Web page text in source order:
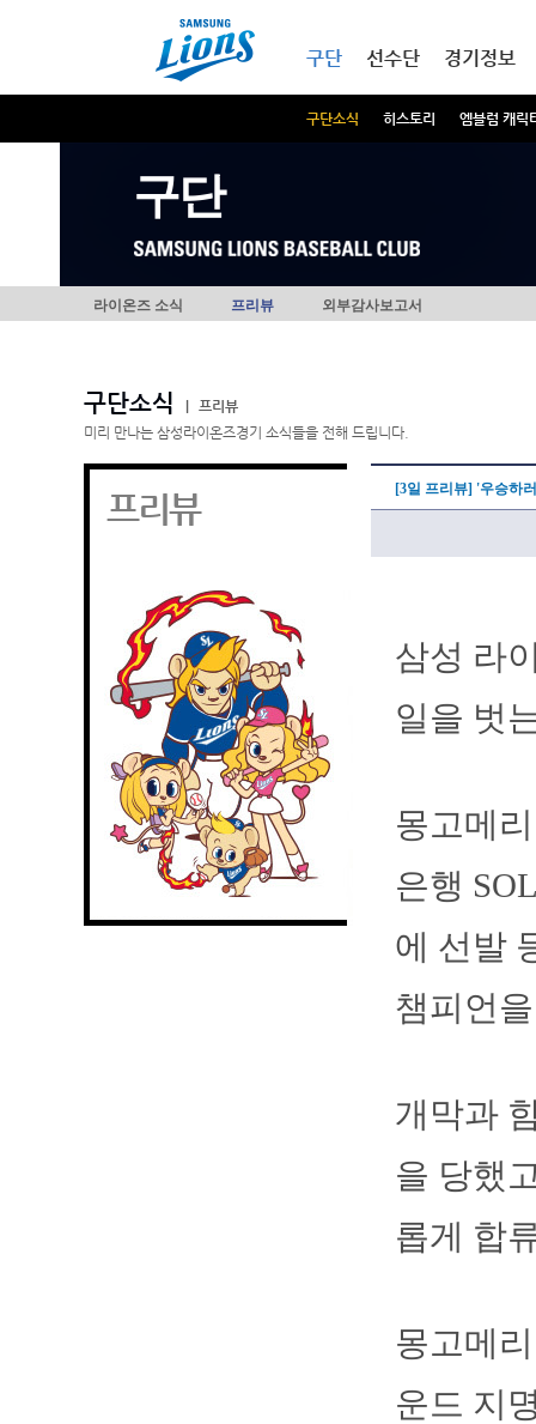
구단
구단소식 히스토리 엠블럼 캐릭
선수단 경기정보
구단
라이온즈 소식 프리뷰 외부감사보고서
구단소식
프리뷰
미리 만나는 삼성라이온즈경기 소식들을 전해 드립니다.
프리뷰 [3일 프리뷰] '우승하
삼성 라
일을 벗
몽고메
은행
에 선발
챔피언
개막과
을 당했
롭게 합
몽고메
운드 지